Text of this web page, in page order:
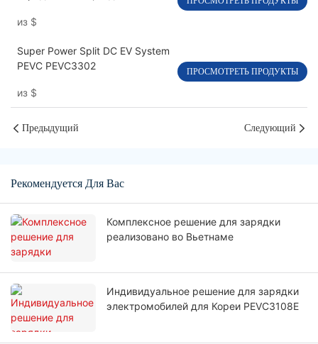
тока мощностью 30 кВт, с
из $
Super Power Split DC EV System
PEVC PEVC3302
из $
ПРОСМОТРЕТЬ ПРОДУКТЫ
Предыдущий Следующий
Рекомендуется Для Вас
Комплексное решение для зарядки
реализовано во Вьетнаме
Индивидуальное решение для зарядки
электромобилей для Кореи PEVC3108E